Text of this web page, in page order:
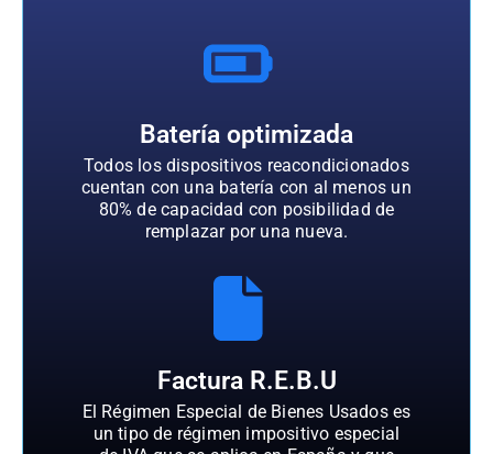
Batería optimizada
Todos los dispositivos reacondicionados
cuentan con una batería con al menos un
80% de capacidad con posibilidad de
remplazar por una nueva.
Factura R.E.B.U
El Régimen Especial de Bienes Usados es
un tipo de régimen impositivo especial